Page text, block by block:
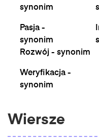
synonim
Pasja -
synonim
Rozwój - synonim
Weryfikacja -
synonim
Wiersze